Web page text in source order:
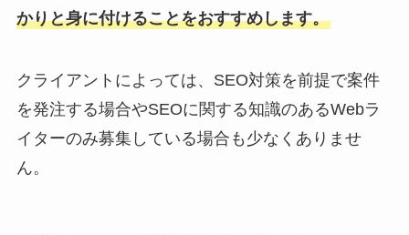
かりと身に付けることをおすすめします。
クライアントによっては、SEO対策を前提で案件
を発注する場合やSEOに関する知識のあるWebラ
イターのみ募集している場合も少なくありませ
ん。